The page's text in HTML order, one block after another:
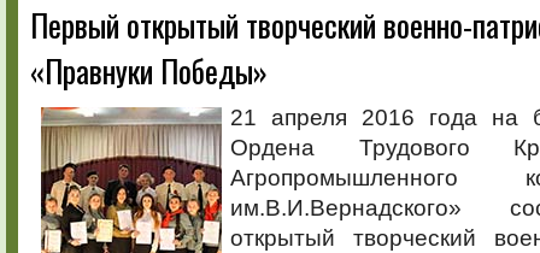
Первый открытый творческий военно-
«Правнуки Победы»
21 апреля 2016 года на
Ордена Трудового
Агропромышленного
им.В.И.Вернадского»
открытый творческий